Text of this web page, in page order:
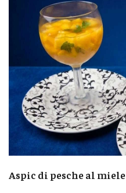
Aspic di pesche al miele